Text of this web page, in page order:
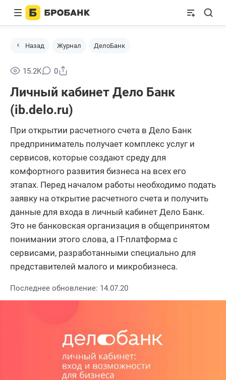
Назад Журнал ДелоБанк
15.2K 0
Личный кабинет Дело Банк
(ib.delo.ru)
При открытии расчетного счета в Дело Банк
предприниматель получает комплекс услуг и
сервисов, которые создают среду для
комфортного развития бизнеса на всех его
этапах. Перед началом работы необходимо подать
заявку на открытие расчетного счета и получить
данные для входа в личный кабинет Дело Банк.
Это не банковская организация в общепринятом
понимании этого слова, а IT-платформа с
сервисами, разработанными специально для
представителей малого и микробизнеса.
Последнее обновление: 14.07.20